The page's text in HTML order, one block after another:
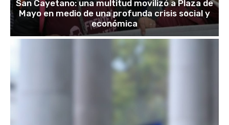
San Cayetano: una multitud movilizó a Plaza de
Mayo en medio de una profunda crisis social y
económica